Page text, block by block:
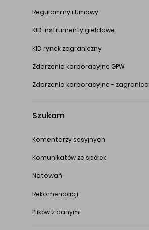
Regulaminy i Umowy
KID instrumenty giełdowe
KID rynek zagraniczny
Zdarzenia korporacyjne GPW
Zdarzenia korporacyjne - zagranica
Szukam
Komentarzy sesyjnych
Komunikatów ze spółek
Notowań
Rekomendacji
Plików z danymi